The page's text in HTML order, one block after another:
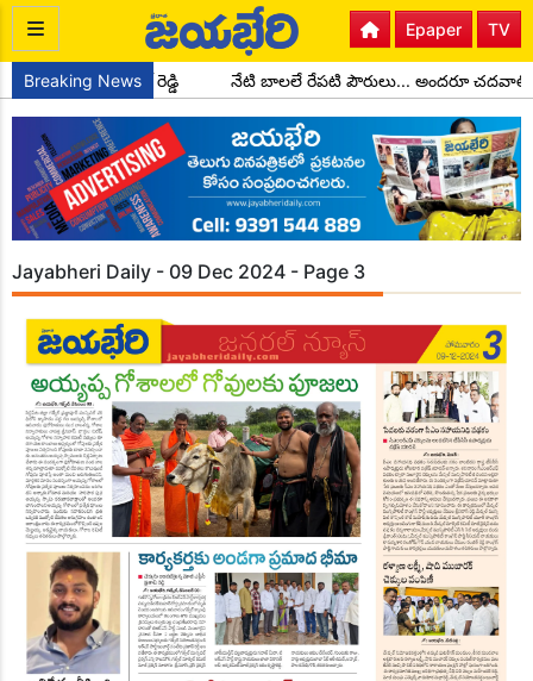
TV
Epaper
Breaking News
చాడ కొండాల్ రెడ్డి నేటి బాలలే రేపటి పౌరులు... అందరూ చదవాలి
Jayabheri Daily - 09 Dec 2024 - Page 3